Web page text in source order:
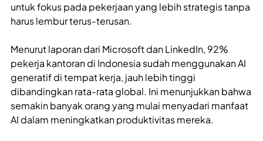
untuk fokus pada pekerjaan yang lebih strategis tanpa
harus lembur terus-terusan.
Menurut laporan dari Microsoft dan LinkedIn, 92%
pekerja kantoran di Indonesia sudah menggunakan AI
generatif di tempat kerja, jauh lebih tinggi
dibandingkan rata-rata global. Ini menunjukkan bahwa
semakin banyak orang yang mulai menyadari manfaat
AI dalam meningkatkan produktivitas mereka.